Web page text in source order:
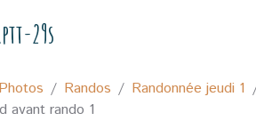
29s
Photos Randos Randonnée jeudi 1
avant rando 1